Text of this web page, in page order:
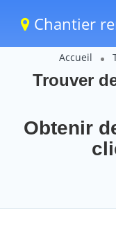
Chantier
Accueil
Trouver
Obtenir